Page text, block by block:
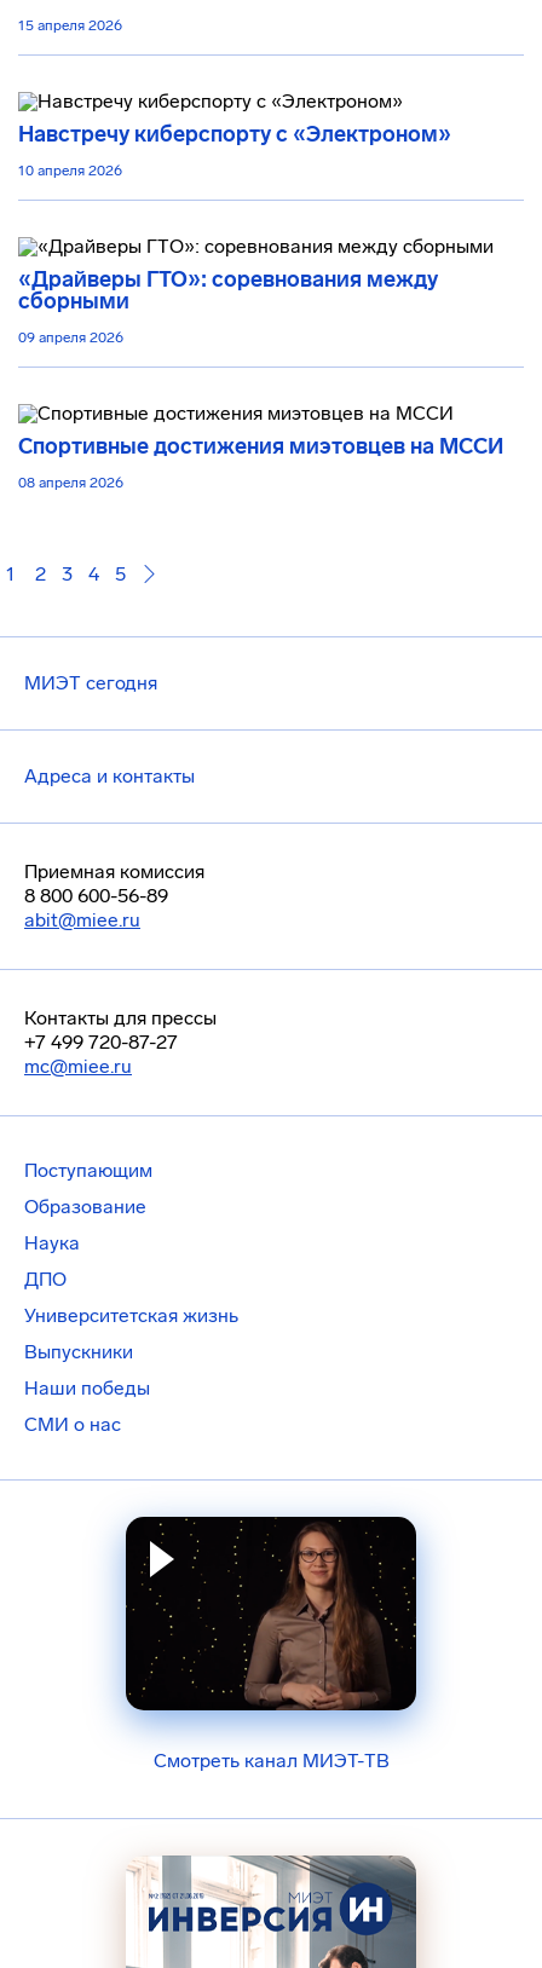
15 апреля 2026
Навстречу киберспорту с «Электроном»
10 апреля 2026
«Драйверы ГТО»: соревнования между
сборными
09 апреля 2026
Спортивные достижения миэтовцев на МССИ
08 апреля 2026
1 2 3 4 5
МИЭТ сегодня
Адреса и контакты
Приемная комиссия
8 800 600-56-89
abit@miee.ru
Контакты для прессы
+7 499 720-87-27
mc@miee.ru
Поступающим
Образование
Наука
ДПО
Университетская жизнь
Выпускники
Наши победы
СМИ о нас
Смотреть канал МИЭТ-ТВ